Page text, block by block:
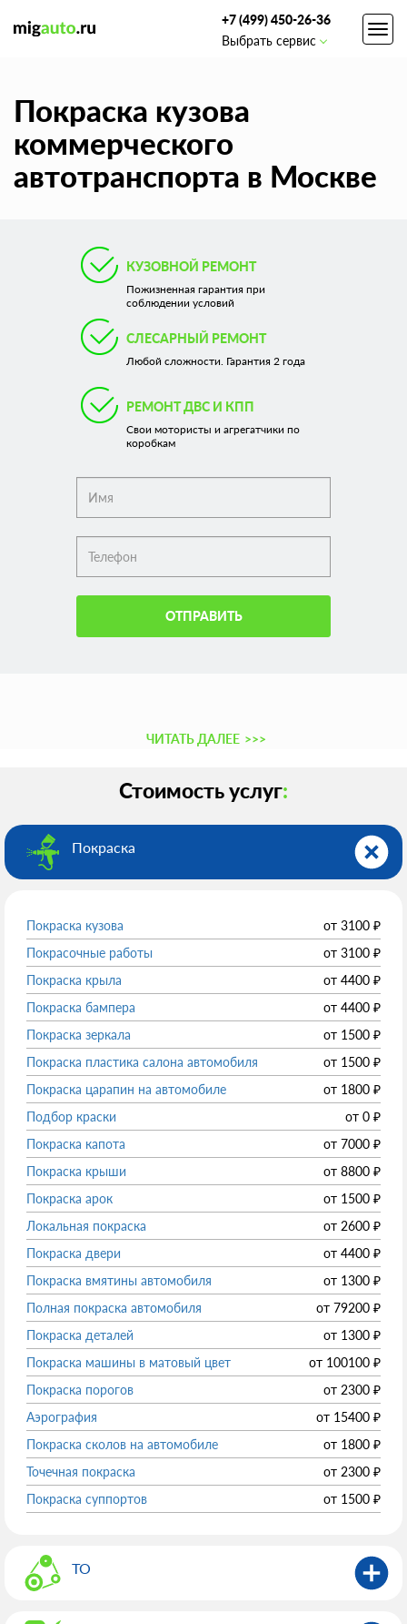
+7 (499) 450-26-36
Выбрать сервис
Покраска кузова
коммерческого
автотранспорта в Москве
КУЗОВНОЙ РЕМОНТ
Пожизненная гарантия при
соблюдении условий
СЛЕСАРНЫЙ РЕМОНТ
Любой сложности. Гарантия 2 года
РЕМОНТ ДВС И КПП
Свои мотористы и агрегатчики по
коробкам
ОТПРАВИТЬ
ЧИТАТЬ ДАЛЕЕ >>>
Стоимость услуг:
Покраска
Покраска кузова от 3100 ₽
Покрасочные работы
от 3100 ₽
Покраска крыла
от 4400 ₽
Покраска бампера
от 4400 ₽
Покраска зеркала
от 1500 ₽
Покраска пластика салона автомобиля
от 1500 ₽
Покраска царапин на автомобиле
от 1800 ₽
Подбор краски
от 0 ₽
Покраска капота
от 7000 ₽
Покраска крыши
от 8800 ₽
Покраска арок
от 1500 ₽
Локальная покраска
от 2600 ₽
Покраска двери
от 4400 ₽
Покраска вмятины автомобиля
от 1300 ₽
Полная покраска автомобиля
от 79200 ₽
Покраска деталей
от 1300 ₽
Покраска машины в матовый цвет
от 100100 ₽
Покраска порогов
от 2300 ₽
Аэрография
от 15400 ₽
Покраска сколов на автомобиле
от 1800 ₽
Точечная покраска
от 2300 ₽
Покраска суппортов
от 1500 ₽
ТО